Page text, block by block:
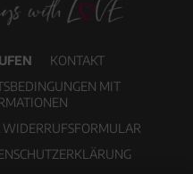
KONTAKT
MIT